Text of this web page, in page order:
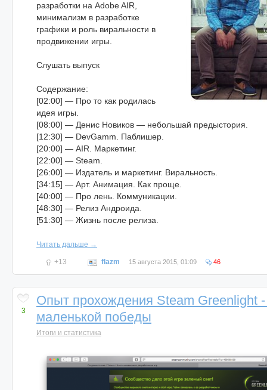
разработки на Adobe AIR,
минимализм в разработке
графики и роль виральности в
продвижении игры.
Слушать выпуск
Содержание:
[02:00] — Про то как родилась
идея игры.
[08:00] — Денис Новиков — небольшай предыстория.
[12:30] — DevGamm. Паблишер.
[20:00] — AIR. Маркетинг.
[22:00] — Steam.
[26:00] — Издатель и маркетинг. Виральность.
[34:15] — Арт. Анимация. Как проще.
[40:00] — Про лень. Коммуникации.
[48:30] — Релиз Андроида.
[51:30] — Жизнь после релиза.
Читать дальше →
+13 flazm 15 августа 2015, 01:09 46
Опыт прохождения Steam Greenlight
маленькой победы
3
Итоги и статистика